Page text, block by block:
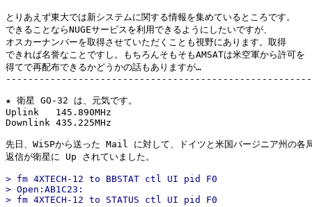
とりあえず東大では新システムに関する情報を集めているところです。
できることならNUGEサービスを利用できるようにしたいですが、
オスカーナンバーを取得させていただくことも視野にあります。取得
できれば名誉なことですし。もちろんそもそもAMSATは米空軍から許可を
得てで再配布できるかどうかの話もありますが…
★ 衛星 GO-32 は、元気です。
Uplink   145.890MHz
Downlink 435.225MHz
先日、WiSPから送った Mail に対して、ドイツと米国バージニア州の各
> fm 4XTECH-12 to BBSTAT ctl UI pid F0
> Open:AB1C23:
> fm 4XTECH-12 to STATUS ctl UI pid F0